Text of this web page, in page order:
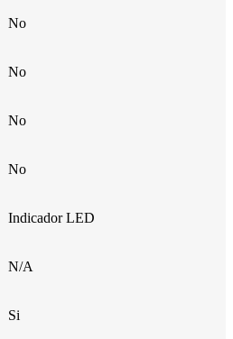
No
No
No
No
Indicador LED
N/A
Si